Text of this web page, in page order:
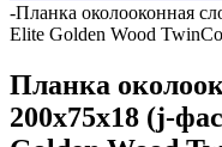
-Планка околооконная
Elite Golden Wood
Планка
200х75х18 (j-